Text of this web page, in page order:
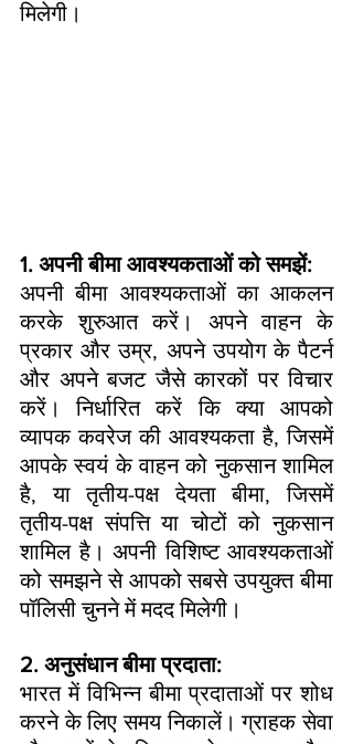
मिलेगी।
1. अपनी बीमा आवश्यकताओं को समझें:
अपनी बीमा आवश्यकताओं का आकलन
करके शुरुआत करें। अपने वाहन के
प्रकार और उम्र, अपने उपयोग के पैटर्न
और अपने बजट जैसे कारकों पर विचार
करें। निर्धारित करें कि क्या आपको
व्यापक कवरेज की आवश्यकता है, जिसमें
आपके स्वयं के वाहन को नुकसान शामिल
है, या तृतीय-पक्ष देयता बीमा, जिसमें
तृतीय-पक्ष संपत्ति या चोटों को नुकसान
शामिल है। अपनी विशिष्ट आवश्यकताओं
को समझने से आपको सबसे उपयुक्त बीमा
पॉलिसी चुनने में मदद मिलेगी।
2. अनुसंधान बीमा प्रदाता:
भारत में विभिन्न बीमा प्रदाताओं पर शोध
करने के लिए समय निकालें। ग्राहक सेवा